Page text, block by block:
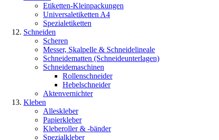
Etiketten-Kleinpackungen
Universaletiketten A4
Spezialetiketten
Schneiden
Scheren
Messer, Skalpelle & Schneidelineale
Schneidematten (Schneideunterlagen)
Schneidemaschinen
Rollenschneider
Hebelschneider
Aktenvernichter
Kleben
Alleskleber
Papierkleber
Kleberoller & -bänder
Spezialkleber